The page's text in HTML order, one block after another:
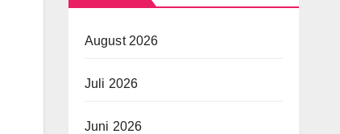
August 2026
Juli 2026
Juni 2026